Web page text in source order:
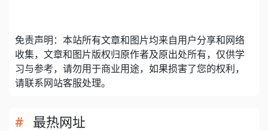
免责声明：本站所有文章和图片均来自用户分享和网络
收集，文章和图片版权归原作者及原出处所有，仅供学
习与参考，请勿用于商业用途，如果损害了您的权利，
请联系网站客服处理。
最热网址